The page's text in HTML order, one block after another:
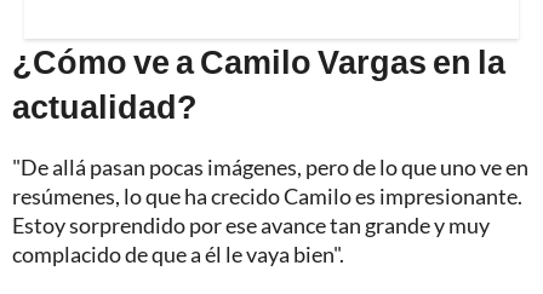
¿Cómo ve a Camilo Vargas en la
actualidad?
"De allá pasan pocas imágenes, pero de lo que uno ve en
resúmenes, lo que ha crecido Camilo es impresionante.
Estoy sorprendido por ese avance tan grande y muy
complacido de que a él le vaya bien".